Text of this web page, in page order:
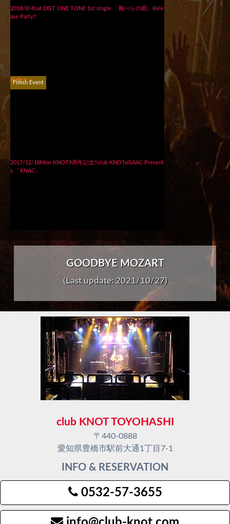
2018/8/4Sat DIST ONE TONE 1st single 「靴べらの唄」Rele
ase Party!!
画像ナシ
Finish Event
2017/12/18Mon KNOT9周年記念!!club KNOTxISAAC Present
s 「KNAC」
GOODBYE MOZART
(Last update: 2021/10/27)
club KNOT TOYOHASHI
〒440-0888
愛知県豊橋市駅前大通1丁目7-1
INFO & RESERVATION
0532-57-3655